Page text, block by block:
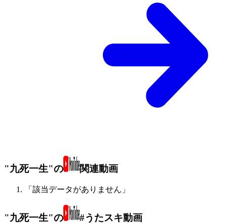
"九死一生"の 関連動画
「該当データがありません」
"九死一生"の #うたスキ動画